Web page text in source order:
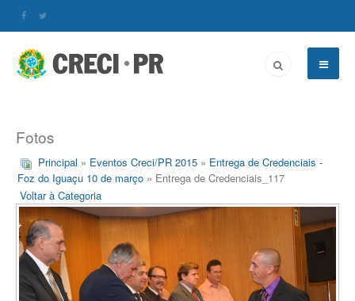
Fotos
Principal » Eventos Creci/PR 2015 » Entrega de Credenciais -
Foz do Iguaçu 10 de março » Entrega de Credenciais_117
Voltar à Categoria